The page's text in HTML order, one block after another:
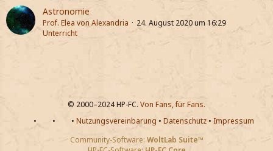
Astronomie
Prof. Elea von Alexandria
24. August 2020 um 16:29
Unterricht
© 2000–2024 HP-FC. Von Fans, für Fans.
•
• • Nutzungsvereinbarung • Datenschutz• Impressum
Community-Software: WoltLab Suite™